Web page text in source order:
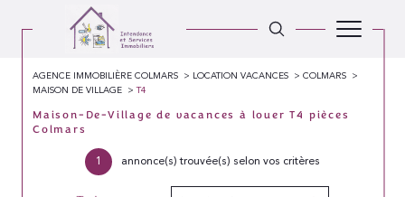
AGENCE IMMOBILIÈRE COLMARS LOCATION VACANCES
COLMARS
MAISON DE VILLAGE
T4
Maison-De-Village de vacances à louer T4 pièces
Colmars
1 annonce(s) trouvée(s) selon vos critères